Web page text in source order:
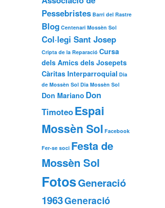
Pessebristes Barri del Rastre
Blog Centenari Mossèn Sol
Col·legi Sant Josep
Cripta de la Reparació Cursa
dels Amics dels Josepets
Càritas Interparroquial Dia
de Mossèn Sol Dia Mossèn Sol
Don Mariano Don
TimoteoEspai
Mossèn Sol Facebook
Fer-se soci Festa de
Mossèn Sol
FotosGeneració
1963Generació